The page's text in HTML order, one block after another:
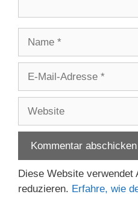
Adresse
Diese Website verwendet
reduzieren. Erfahre, wie